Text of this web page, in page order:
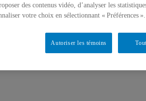
des contenus vidéo, d’analyser les
votre choix en sélectionnant « Préférences ».
Autoriser les témoins